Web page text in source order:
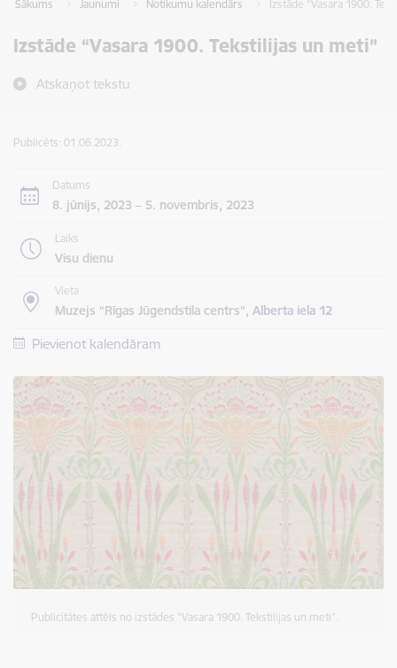
Sākums Jaunumi Notikumu kalendārs Izstāde “Vasara 1900.
Izstāde “Vasara 1900. Tekstilijas un meti”
Atskaņot tekstu
Publicēts: 01.06.2023.
Datums
8. jūnijs, 2023 – 5. novembris, 2023
Laiks
Visu dienu
Vieta
Muzejs “Rīgas Jūgendstila centrs”, Alberta iela 12
Pievienot kalendāram
Publicitātes attēls no izstādes “Vasara 1900. Tekstilijas un meti”.